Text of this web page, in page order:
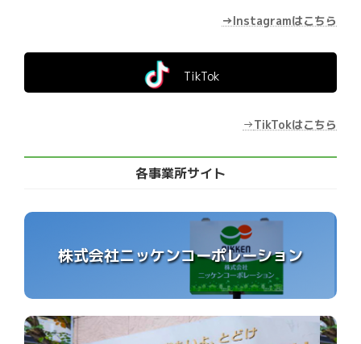
→Instagramはこちら
TikTok
→TikTokはこちら
各事業所サイト
株式会社ニッケンコーポレーション